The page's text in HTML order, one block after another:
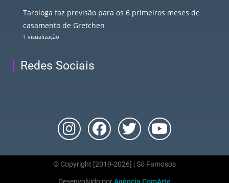
Tarologa faz previsão para os 6 primeiros meses de
casamento de Gretchen
1 visualização
Redes Sociais
© Copyright [2019-2026] | Só Famosos